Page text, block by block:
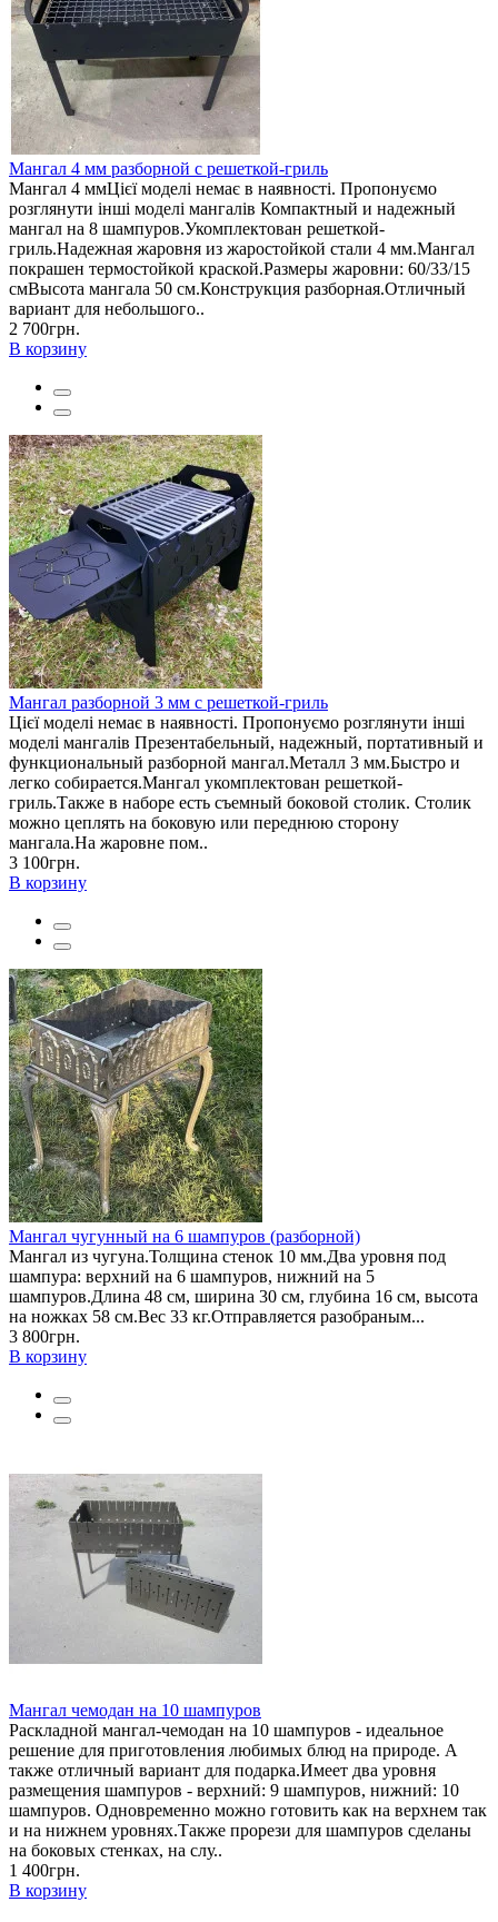
Мангал 4 мм разборной с решеткой-гриль
Мангал 4 мм Цієї моделі немає в наявності. Пропонуємо
розглянути інші моделі мангалів Компактный и надежный
мангал на 8 шампуров.Укомплектован решеткой-
гриль.Надежная жаровня из жаростойкой стали 4 мм.Мангал
покрашен термостойкой краской.Размеры жаровни: 60/33/15
смВысота мангала 50 см.Конструкция разборная.Отличный
вариант для небольшого..
2 700грн.
В корзину
Мангал разборной 3 мм с решеткой-гриль
Цієї моделі немає в наявності. Пропонуємо розглянути інші
моделі мангалів Презентабельный, надежный, портативный и
функциональный разборной мангал.Металл 3 мм.Быстро и
легко собирается.Мангал укомплектован решеткой-
гриль.Также в наборе есть съемный боковой столик. Столик
можно цеплять на боковую или переднюю сторону
мангала.На жаровне пом..
3 100грн.
В корзину
Мангал чугунный на 6 шампуров (разборной)
Мангал из чугуна.Толщина стенок 10 мм.Два уровня под
шампура: верхний на 6 шампуров, нижний на 5
шампуров.Длина 48 см, ширина 30 см, глубина 16 см, высота
на ножках 58 см.Вес 33 кг.Отправляется разобраным...
3 800грн.
В корзину
Мангал чемодан на 10 шампуров
Раскладной мангал-чемодан на 10 шампуров - идеальное
решение для приготовления любимых блюд на природе. А
также отличный вариант для подарка.Имеет два уровня
размещения шампуров - верхний: 9 шампуров, нижний: 10
шампуров. Одновременно можно готовить как на верхнем так
и на нижнем уровнях.Также прорези для шампуров сделаны
на боковых стенках, на слу..
1 400грн.
В корзину